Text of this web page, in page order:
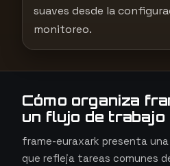
suaves desde la
monitoreo.
Cómo organiza
un flujo de trabajo
frame-euraxark presenta
que refleja tareas comunes